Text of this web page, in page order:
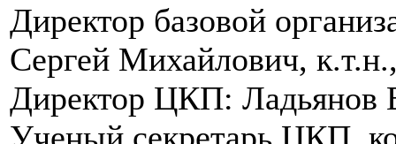
Директор базовой
Сергей Михайлович,
Директор ЦКП: Ладьянов
Ученый секретарь ЦКП,